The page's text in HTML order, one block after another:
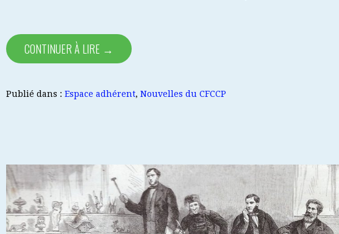
CONTINUER À LIRE →
Publié dans : Espace adhérent, Nouvelles du CFCCP